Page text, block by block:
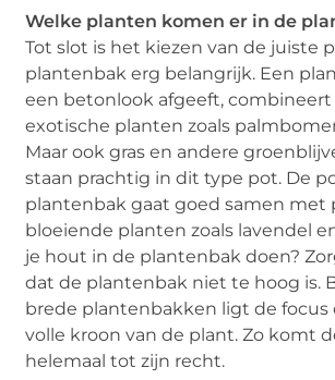
Welke planten komen er in de
Tot slot is het kiezen van de juiste
plantenbak erg belangrijk. Een
een betonlook afgeeft,
exotische planten zoals
Maar ook gras en andere
staan ​​prachtig in dit type pot. De
plantenbak gaat goed samen met
bloeiende planten zoals lavendel
je hout in de plantenbak doen?
dat de plantenbak niet te hoog is.
brede plantenbakken ligt de focus
volle kroon van de plant. Zo komt
helemaal tot zijn recht.